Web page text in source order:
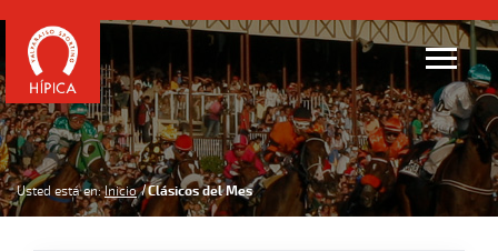
Usted está en: Inicio Clásicos del Mes